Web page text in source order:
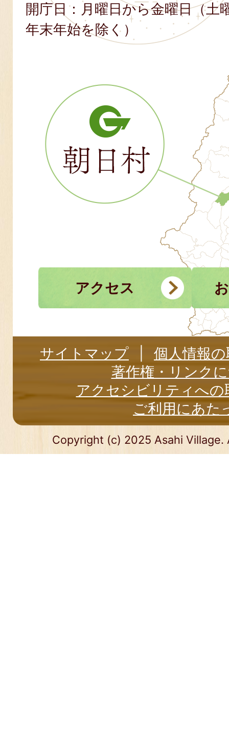
開庁日：月曜日から金曜日（土
年末年始を除く）
アクセス
サイトマップ
個人情報
著作権・リンク
アクセシビリティへの
ご利用にあた
Copyright (c) 2025 Asahi Village.